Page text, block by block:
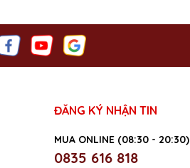
ĐĂNG KÝ NHẬN TIN
MUA ONLINE (08:30 - 20:30)
0835 616 818